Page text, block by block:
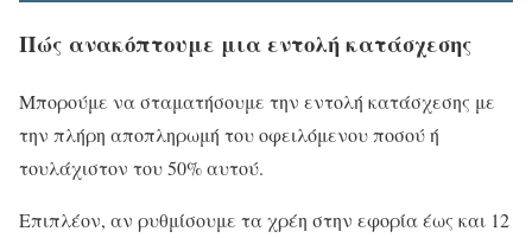
Πώς ανακόπτουμε μια εντολή κατάσχεσης
Μπορούμε να σταματήσουμε την εντολή κατάσχεσης με
την πλήρη αποπληρωμή του οφειλόμενου ποσού ή
τουλάχιστον του 50% αυτού.
Επιπλέον, αν ρυθμίσουμε τα χρέη στην εφορία έως και 12